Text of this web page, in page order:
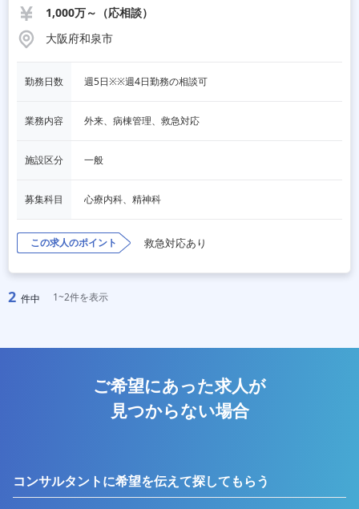
1,000万～（応相談）
大阪府和泉市
勤務日数 週5日※※週4日勤務の相談可
業務内容 外来、病棟管理、救急対応
施設区分 一般
募集科目 心療内科、精神科
この求人のポイント 救急対応あり
2 件中 1~2件を表示
ご希望にあった求人が
見つからない場合
コンサルタントに希望を伝えて探してもらう